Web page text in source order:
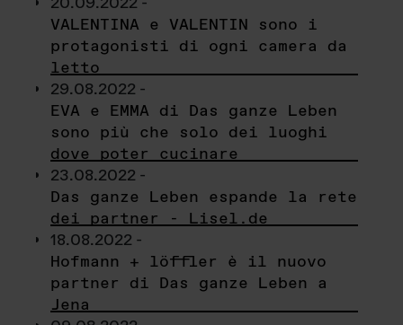
VALENTINA e VALENTIN sono i
protagonisti di ogni camera da
letto
29.08.2022 -
EVA e EMMA di Das ganze Leben
sono più che solo dei luoghi
dove poter cucinare
23.08.2022 -
Das ganze Leben espande la rete
dei partner - Lisel.de
18.08.2022 -
Hofmann + löffler è il nuovo
partner di Das ganze Leben a
Jena